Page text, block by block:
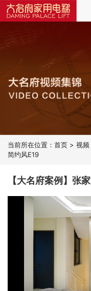
当前所在位置： 首页 > 视频
简约风E19
【大名府案例】张